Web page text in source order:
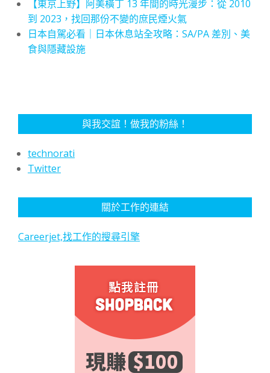
【東京上野】阿美橫丁 13 年間的時光漫步：從 2010
到 2023，找回那份不變的庶民煙火氣
日本自駕必看｜日本休息站全攻略：SA/PA 差別、美
食與隱藏設施
與我交誼！做我的粉絲！
technorati
Twitter
關於工作的連結
Careerjet,找工作的搜尋引擎